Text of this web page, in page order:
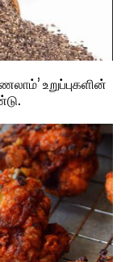
உறுப்புகளின்